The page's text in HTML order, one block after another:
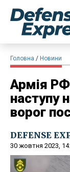
Головна Новини
Армія
наступу
ворог
DEFENSE
30 жовтня 2023,